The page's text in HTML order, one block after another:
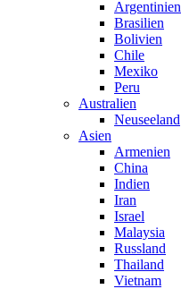
Argentinien
Brasilien
Bolivien
Chile
Mexiko
Peru
Australien
Neuseeland
Asien
Armenien
China
Indien
Iran
Israel
Malaysia
Russland
Thailand
Vietnam